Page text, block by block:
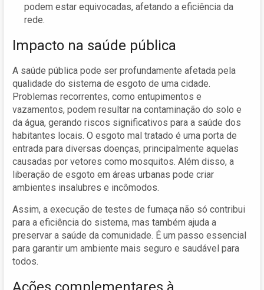
podem estar equivocadas, afetando a eficiência da
rede.
Impacto na saúde pública
A saúde pública pode ser profundamente afetada pela
qualidade do sistema de esgoto de uma cidade.
Problemas recorrentes, como entupimentos e
vazamentos, podem resultar na contaminação do solo e
da água, gerando riscos significativos para a saúde dos
habitantes locais. O esgoto mal tratado é uma porta de
entrada para diversas doenças, principalmente aquelas
causadas por vetores como mosquitos. Além disso, a
liberação de esgoto em áreas urbanas pode criar
ambientes insalubres e incômodos.
Assim, a execução de testes de fumaça não só contribui
para a eficiência do sistema, mas também ajuda a
preservar a saúde da comunidade. É um passo essencial
para garantir um ambiente mais seguro e saudável para
todos.